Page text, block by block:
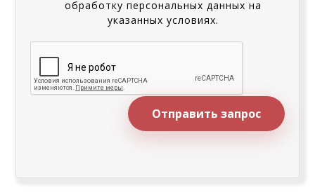
обработку персональных данных на
указанных условиях.
Отправить запрос